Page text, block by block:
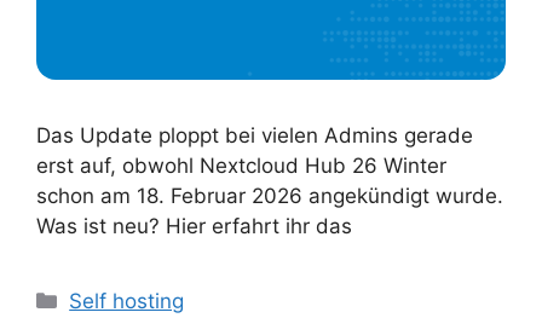
Das Update ploppt bei vielen Admins gerade
erst auf, obwohl Nextcloud Hub 26 Winter
schon am 18. Februar 2026 angekündigt wurde.
Was ist neu? Hier erfahrt ihr das
Kategorien
Self hosting